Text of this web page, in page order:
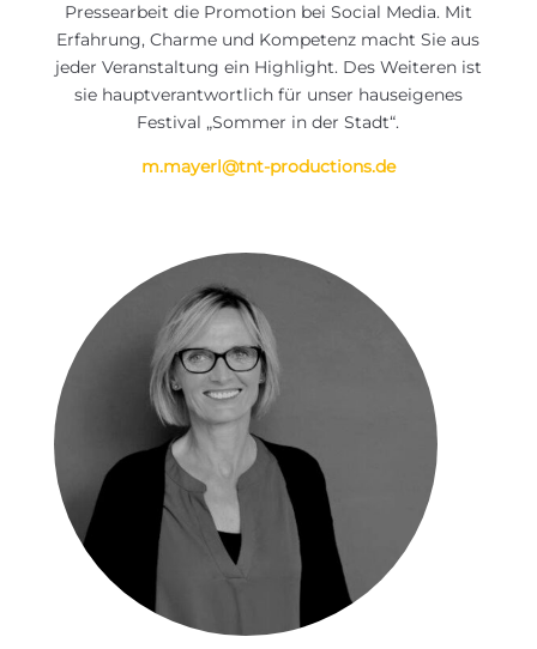
Pressearbeit die Promotion bei Social Media. Mit
Erfahrung, Charme und Kompetenz macht Sie aus
jeder Veranstaltung ein Highlight. Des Weiteren ist
sie hauptverantwortlich für unser hauseigenes
Festival „Sommer in der Stadt“.
m.mayerl@tnt-productions.de